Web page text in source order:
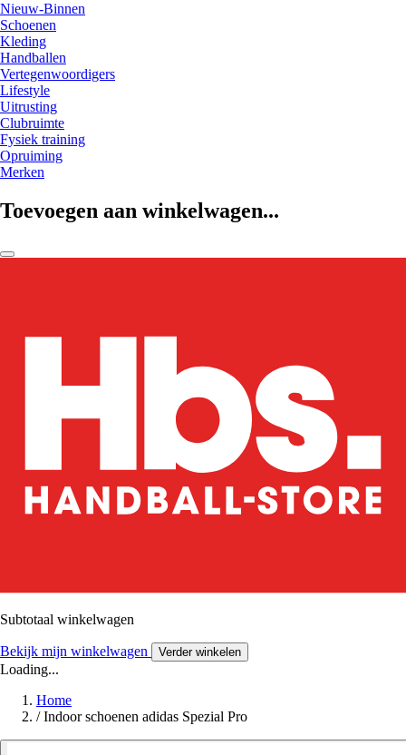
Nieuw-Binnen
Schoenen
Kleding
Handballen
Vertegenwoordigers
Lifestyle
Uitrusting
Clubruimte
Fysiek training
Opruiming
Merken
Toevoegen aan winkelwagen...
Subtotaal winkelwagen
Bekijk mijn winkelwagen Verder winkelen
Loading...
Home
/ Indoor schoenen adidas Spezial Pro